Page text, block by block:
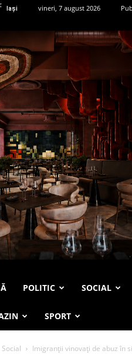
Iași vineri, 7 august 2026
POLITIC SOCIAL
SPORT
Social Imigranţii vinovaţi de abuz în